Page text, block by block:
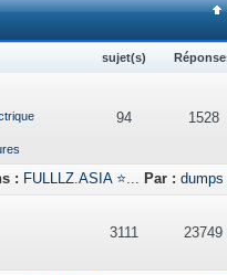
sujet(s)
94 1528
: FULLLZ.ASIA ⭐... Par : dumps
3111 23749